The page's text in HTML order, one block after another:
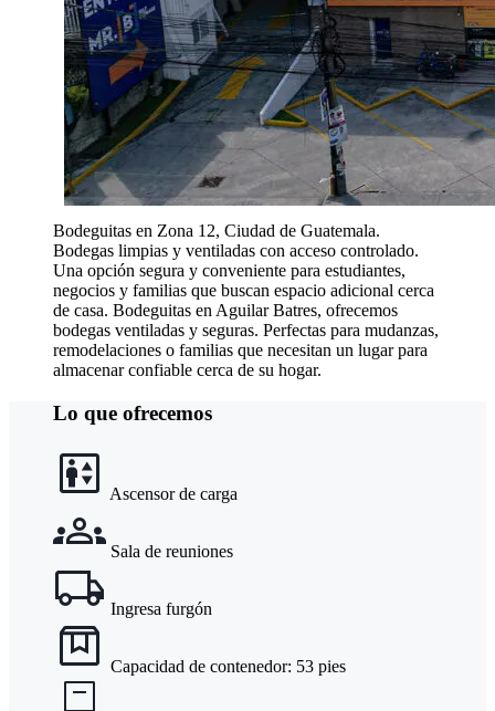
Bodeguitas en Zona 12, Ciudad de Guatemala.
Bodegas limpias y ventiladas con acceso controlado.
Una opción segura y conveniente para estudiantes,
negocios y familias que buscan espacio adicional cerca
de casa. Bodeguitas en Aguilar Batres, ofrecemos
bodegas ventiladas y seguras. Perfectas para mudanzas,
remodelaciones o familias que necesitan un lugar para
almacenar confiable cerca de su hogar.
Lo que ofrecemos
Ascensor de carga
Sala de reuniones
Ingresa furgón
Capacidad de contenedor: 53 pies